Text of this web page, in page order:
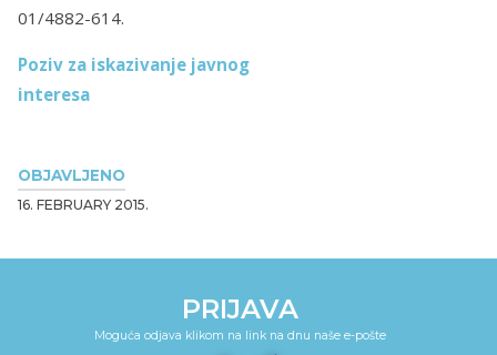
OBJAVLJENO
16. FEBRUARY 2015.
01/4882-614.
Poziv za iskazivanje javnog
interesa
PRIJAVA
Moguća odjava klikom na link na dnu naše e-pošte